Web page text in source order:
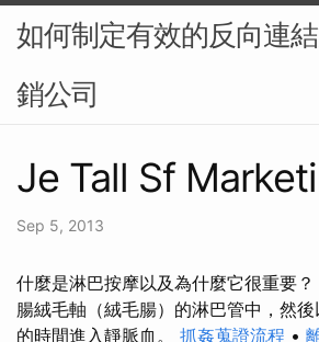
如何制定有效的反向連
銷公司
Je Tall Sf
Sep 5, 2013
什麼是淋巴按摩以及為什麼它很重要
腸絨毛軸（絨毛腸）的淋巴管中，然
的時間進入靜脈血。 抓姦蒐證流程 •